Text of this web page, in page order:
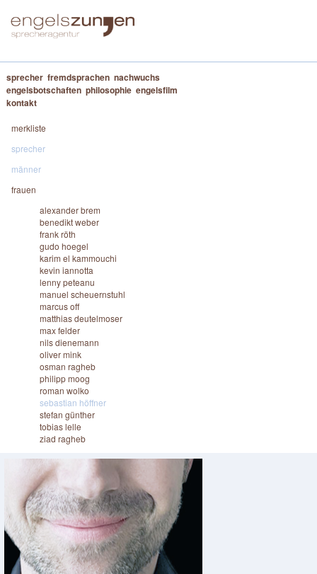
sprecher fremdsprachen nachwuchs
engelsbotschaften philosophie engelsfilm
kontakt
merkliste
sprecher
männer
frauen
alexander brem
benedikt weber
frank röth
gudo hoegel
karim el kammouchi
kevin iannotta
lenny peteanu
manuel scheuernstuhl
marcus off
matthias deutelmoser
max felder
nils dienemann
oliver mink
osman ragheb
philipp moog
roman wolko
sebastian höffner
stefan günther
tobias lelle
ziad ragheb